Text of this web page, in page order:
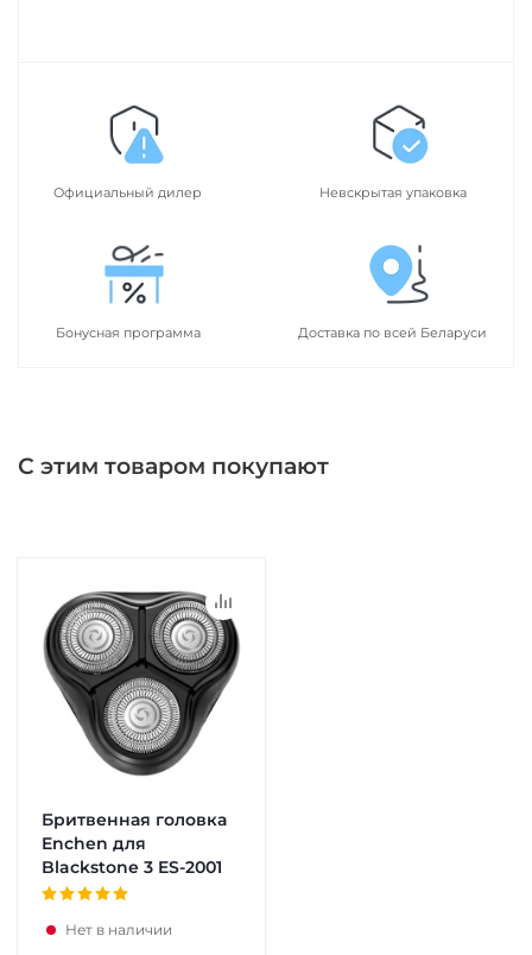
Официальный дилер Невскрытая упаковка
Бонусная программа Доставка по всей Беларуси
С этим товаром покупают
Бритвенная головка
Enchen для
Blackstone 3 ES-2001
Нет в наличии